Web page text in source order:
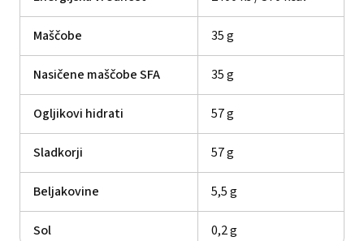
Maščobe 35 g
Nasičene maščobe SFA 35 g
Ogljikovi hidrati 57 g
Sladkorji 57 g
Beljakovine 5,5 g
Sol 0,2 g